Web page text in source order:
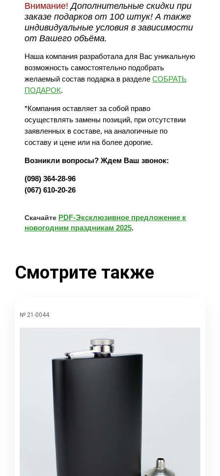
Внимание! Дополнительные скидки при
заказе подарков от 100 штук! А также
индивидуальные условия в зависимости
от Вашего объёма.
Наша компания разработала для Вас уникальную
возможность самостоятельно подобрать
желаемый состав подарка в разделе СОБРАТЬ
ПОДАРОК.
*Компания оставляет за собой право
осуществлять замены позиций, при отсутствии
заявленных в составе, на аналогичные по
составу и цене или на более дорогие.
Возникли вопросы? Ждем Ваш звонок:
(098) 364-28-96
(067) 610-20-26
Скачайте PDF-Эксклюзивное предложение к
новогодним праздникам 2025.
Смотрите также
№ 21-0044